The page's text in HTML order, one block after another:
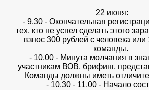
22 июня:
- 9.30 - Окончательная
тех, кто не успел сделать этого
взнос 300 рублей с человека
команды.
- 10.00 - Минута молчания в
участникам ВОВ, брифинг,
Команды должны иметь
- 10.30 - 11.00 - Начало